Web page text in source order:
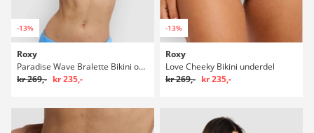
-13%
Roxy
Paradise Wave Bralette Bikini overdel
kr 269,- kr 235,-
-13%
Roxy
Love Cheeky Bikini underdel
kr 269,- kr 235,-